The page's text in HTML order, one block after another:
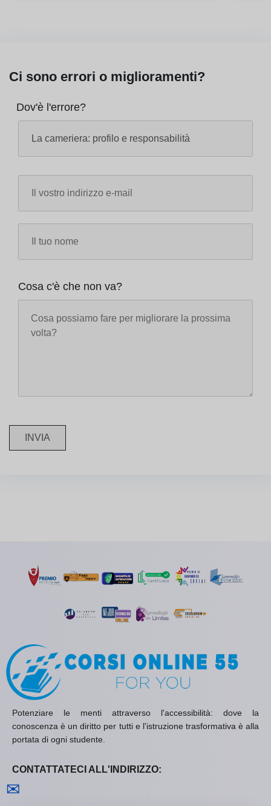
Ci sono errori o miglioramenti?
Dov'è l'errore?
Cosa c'è che non va?
INVIA
Potenziare le menti attraverso l'accessibilità: dove la
conoscenza è un diritto per tutti e l'istruzione trasformativa è alla
portata di ogni studente.
CONTATTATECI ALL'INDIRIZZO:
✉